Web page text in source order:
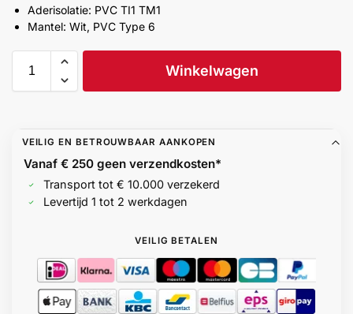
Help &
service
Aderisolatie: PVC TI1 TM1
Mantel: Wit, PVC Type 6
Winkelwagen
VEILIG EN BETROUWBAAR AANKOPEN
Vanaf € 250 geenverzendkosten*
Transport tot € 10.000 verzekerd
Levertijd 1 tot 2 werkdagen
VEILIG BETALEN